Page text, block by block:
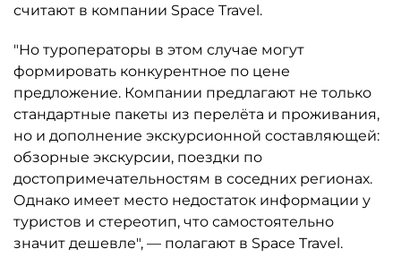
считают в компании Space Travel.
"Но туроператоры в этом случае могут
формировать конкурентное по цене
предложение. Компании предлагают не только
стандартные пакеты из перелёта и проживания,
но и дополнение экскурсионной составляющей:
обзорные экскурсии, поездки по
достопримечательностям в соседних регионах.
Однако имеет место недостаток информации у
туристов и стереотип, что самостоятельно
значит дешевле", — полагают в Space Travel.